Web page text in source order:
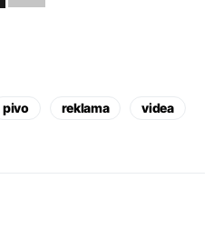
pivo reklama videa